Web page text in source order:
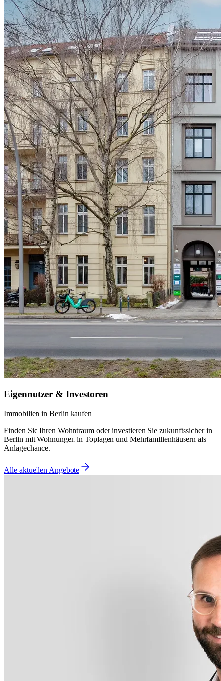
Eigennutzer & Investoren
Immobilien in Berlin kaufen
Finden Sie Ihren Wohntraum oder investieren Sie zukunftssicher in
Berlin mit Wohnungen in Toplagen und Mehrfamilienhäusern als
Anlagechance.
Alle aktuellen Angebote